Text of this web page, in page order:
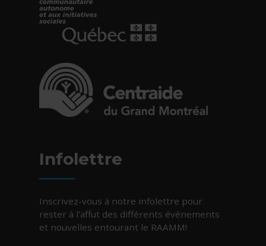
Infolettre
Inscrivez-vous à notre infolettre pour
rester à l’affut des différents événements
et nouvelles entourant le RAAMM!